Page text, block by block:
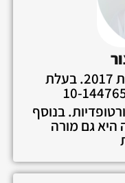
פיזיותרפיסטית מוסמכת משנת 2017. בעלת
בנוסף
היא גם מורה